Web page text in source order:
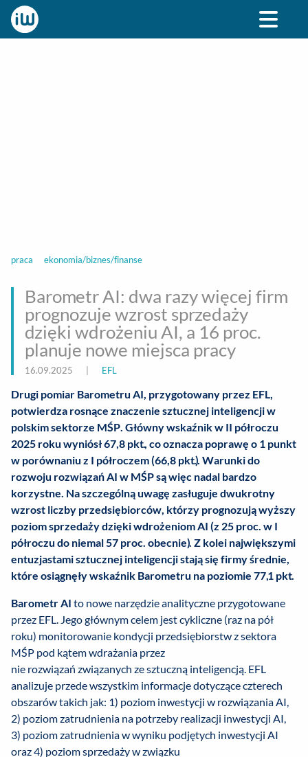
praca ekonomia/biznes/finanse
Barometr AI: dwa razy więcej firm
prognozuje wzrost sprzedaży
dzięki wdrożeniu AI, a 16 proc.
planuje nowe miejsca pracy
16.09.2025 EFL
Drugi pomiar Barometru AI, przygotowany przez EFL,
potwierdza rosnące znaczenie sztucznej inteligencji w
polskim sektorze MŚP. Główny wskaźnik w II półroczu
2025 roku wyniósł 67,8 pkt., co oznacza poprawę o 1 punkt
w porównaniu z I półroczem (66,8 pkt.). Warunki do
rozwoju rozwiązań AI w MŚP są więc nadal bardzo
korzystne. Na szczególną uwagę zasługuje dwukrotny
wzrost liczby przedsiębiorców, którzy prognozują wyższy
poziom sprzedaży dzięki wdrożeniom AI (z 25 proc. w I
półroczu do niemal 57 proc. obecnie). Z kolei największymi
entuzjastami sztucznej inteligencji stają się firmy średnie,
które osiągnęły wskaźnik Barometru na poziomie 77,1 pkt.
Barometr AI to nowe narzędzie analityczne przygotowane
przez EFL. Jego głównym celem jest cykliczne (raz na pół
roku) monitorowanie kondycji przedsiębiorstw z sektora
MŚP pod kątem wdrażania przez
nie rozwiązań związanych ze sztuczną inteligencją. EFL
analizuje przede wszystkim informacje dotyczące czterech
obszarów takich jak: 1) poziom inwestycji w rozwiązania AI,
2) poziom zatrudnienia na potrzeby realizacji inwestycji AI,
3) poziom zatrudnienia w wyniku podjętych inwestycji AI
oraz 4) poziom sprzedaży w związku